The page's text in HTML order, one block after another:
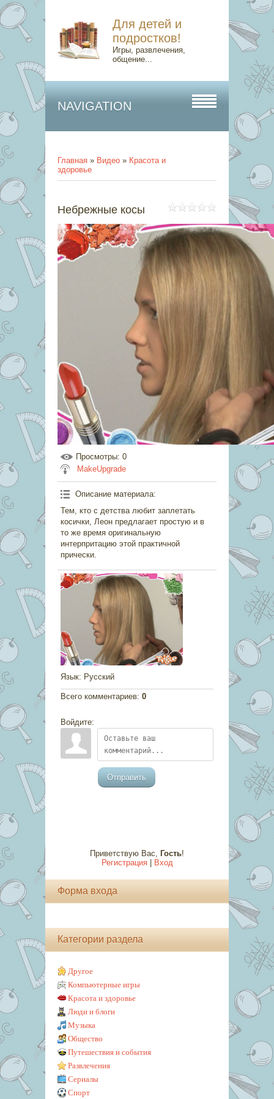
Для детей и
подростков!
Игры, развлечения,
общение...
NAVIGATION
Главная » Видео » Красота и
здоровье
Небрежные косы
Просмотры: 0
MakeUpgrade
Описание материала:
Тем, кто с детства любит заплетать
косички, Леон предлагает простую и в
то же время оригинальную
интерпритацию этой практичной
прически.
Язык: Русский
Всего комментариев: 0
Войдите:
Отправить
Приветствую Вас, Гость!
Регистрация| Вход
Форма входа
Категории раздела
Другое
Компьютерные игры
Красота и здоровье
Люди и блоги
Музыка
Общество
Путешествия и события
Развлечения
Сериалы
Спорт